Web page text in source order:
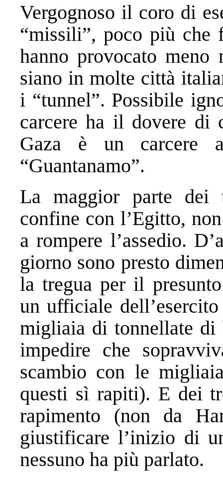
Vergognoso il coro di
“missili”, poco più che
hanno provocato
siano in molte città
i “tunnel”. Possibile
carcere ha il dovere di
Gaza è un carcere
“Guantanamo”.
La maggior parte dei
confine con l’Egitto,
a rompere l’assedio.
giorno sono presto
la tregua per il
un ufficiale
migliaia di tonnellate di
impedire che
scambio con le
questi sì rapiti). E dei
rapimento (non da
giustificare l’inizio di
nessuno ha più parlato.